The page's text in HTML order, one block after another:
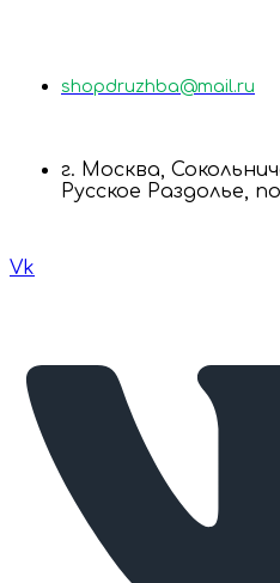
shopdruzhba@mail.ru
г. Москва,
Русское Раздолье,
Vk